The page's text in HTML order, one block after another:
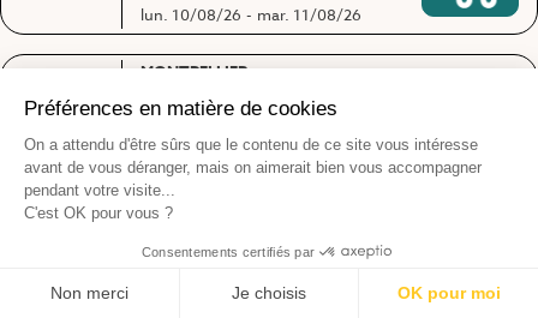
lun. 10/08/26 - mar. 11/08/26
199€
MONTPELLIER
ABC WORK Espace Formation Le
Castelet
jeu. 13/08/26 - ven. 14/08/26
BEZIERS
ECOLE DE CONDUITE DU
9 AVENUE ALBERT 1ER